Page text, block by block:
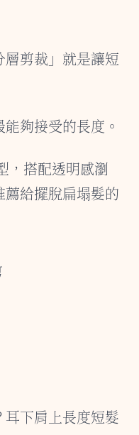
剪裁」就是讓短
夠接受的長度。
，搭配透明感瀏
給擺脫扁塌髮的
下肩上長度短髮